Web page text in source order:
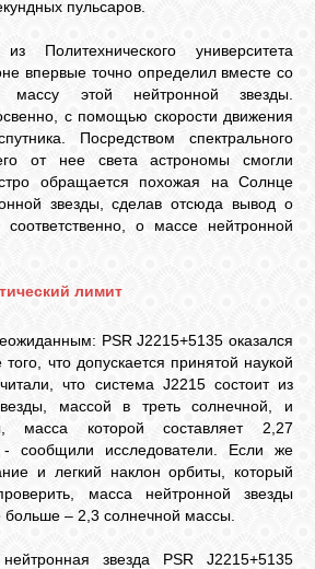
пульсаров.
Политехнического университета
впервые точно определил вместе со
массу этой нейтронной звезды.
с помощью скорости движения
Посредством спектрального
от нее света астрономы смогли
обращается похожая на Солнце
звезды, сделав отсюда вывод о
о массе нейтронной
лимит
PSR J2215+5135 оказался
что допускается принятой наукой
что система J2215 состоит из
массой в треть солнечной, и
масса которой составляет 2,27
сообщили исследователи. Если же
и легкий наклон орбиты, который
масса нейтронной звезды
больше – 2,3 солнечной массы.
звезда PSR J2215+5135